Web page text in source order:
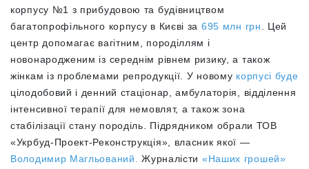
корпусу №1 з прибудовою та будівництвом
багатопрофільного корпусу в Києві за 695 млн грн
. Цей
центр допомагає вагітним, породіллям і
новонародженим із середнім рівнем ризику, а також
жінкам із проблемами репродукції. У новому корпусі буде
цілодобовий і денний стаціонар, амбулаторія, відділення
інтенсивної терапії для немовлят, а також зона
стабілізації стану породіль. Підрядником обрали ТОВ
«Укрбуд-Проект-Реконструкція», власник якої —
Володимир Магльований.
Журналісти «Наших грошей»